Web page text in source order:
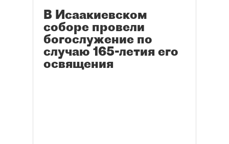
В Исаакиевском
соборе провели
богослужение по
случаю 165-летия его
освящения